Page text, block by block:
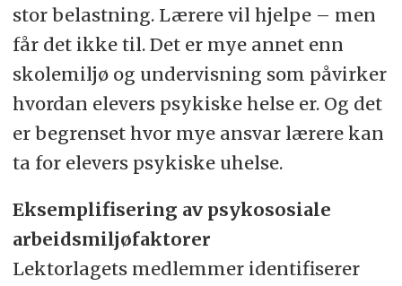
stor belastning. Lærere vil hjelpe – men
får det ikke til. Det er mye annet enn
skolemiljø og undervisning som påvirker
hvordan elevers psykiske helse er. Og det
er begrenset hvor mye ansvar lærere kan
ta for elevers psykiske uhelse.
Eksemplifisering av psykososiale
arbeidsmiljøfaktorer
Lektorlagets medlemmer identifiserer